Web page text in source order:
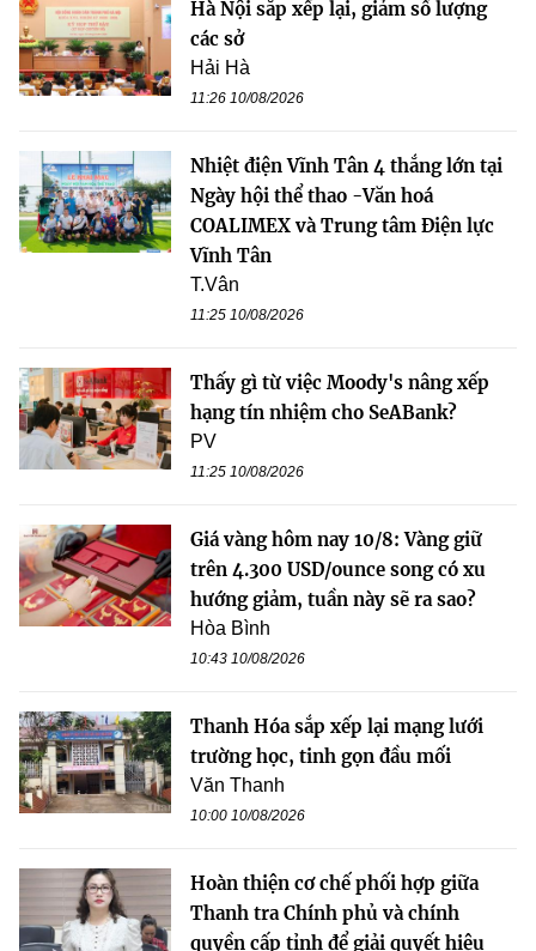
Hà Nội sắp xếp lại, giảm số lượng
các sở
Hải Hà
11:26 10/08/2026
Nhiệt điện Vĩnh Tân 4 thắng lớn tại
Ngày hội thể thao -Văn hoá
COALIMEX và Trung tâm Điện lực
Vĩnh Tân
T.Vân
11:25 10/08/2026
Thấy gì từ việc Moody's nâng xếp
hạng tín nhiệm cho SeABank?
PV
11:25 10/08/2026
Giá vàng hôm nay 10/8: Vàng giữ
trên 4.300 USD/ounce song có xu
hướng giảm, tuần này sẽ ra sao?
Hòa Bình
10:43 10/08/2026
Thanh Hóa sắp xếp lại mạng lưới
trường học, tinh gọn đầu mối
Văn Thanh
10:00 10/08/2026
Hoàn thiện cơ chế phối hợp giữa
Thanh tra Chính phủ và chính
quyền cấp tỉnh để giải quyết hiệu